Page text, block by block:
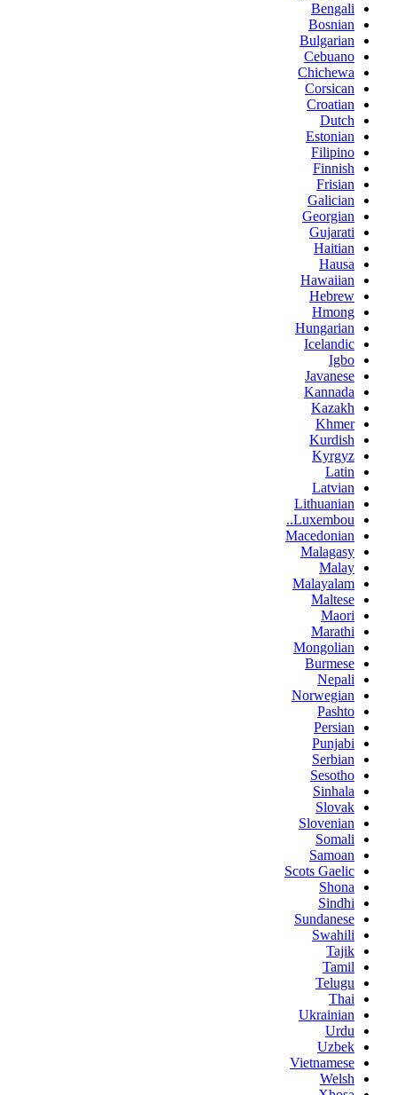
Bengali
Bosnian
Bulgarian
Cebuano
Chichewa
Corsican
Croatian
Dutch
Estonian
Filipino
Finnish
Frisian
Galician
Georgian
Gujarati
Haitian
Hausa
Hawaiian
Hebrew
Hmong
Hungarian
Icelandic
Igbo
Javanese
Kannada
Kazakh
Khmer
Kurdish
Kyrgyz
Latin
Latvian
Lithuanian
Luxembou..
Macedonian
Malagasy
Malay
Malayalam
Maltese
Maori
Marathi
Mongolian
Burmese
Nepali
Norwegian
Pashto
Persian
Punjabi
Serbian
Sesotho
Sinhala
Slovak
Slovenian
Somali
Samoan
Scots Gaelic
Shona
Sindhi
Sundanese
Swahili
Tajik
Tamil
Telugu
Thai
Ukrainian
Urdu
Uzbek
Vietnamese
Welsh